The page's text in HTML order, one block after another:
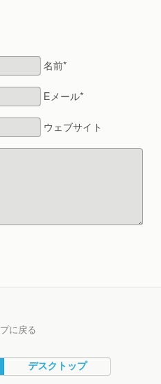
名前*
Eメール*
ウェブサイト
に戻る
デスクトップ